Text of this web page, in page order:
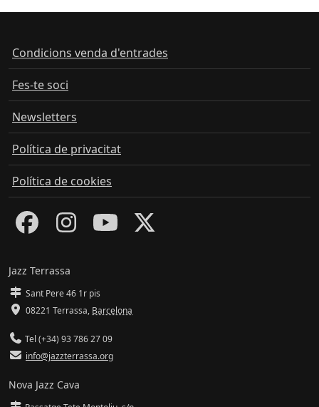
Condicions venda d'entrades
Fes-te soci
Newsletters
Política de privacitat
Política de cookies
Jazz Terrassa
Sant Pere 46 1r pis
08221 Terrassa, Barcelona
Tel (+34) 93 786 27 09
info@jazzterrassa.org
Nova Jazz Cava